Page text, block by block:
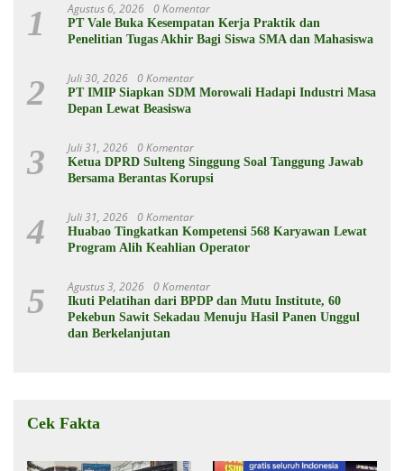
1 Agustus 6, 2026 0 Komentar
PT Vale Buka Kesempatan Kerja Praktik dan
Penelitian Tugas Akhir Bagi Siswa SMA dan Mahasiswa
2 Juli 30, 2026 0 Komentar
PT IMIP Siapkan SDM Morowali Hadapi Industri Masa
Depan Lewat Beasiswa
3 Juli 31, 2026 0 Komentar
Ketua DPRD Sulteng Singgung Soal Tanggung Jawab
Bersama Berantas Korupsi
4 Juli 31, 2026 0 Komentar
Huabao Tingkatkan Kompetensi 568 Karyawan Lewat
Program Alih Keahlian Operator
5 Agustus 3, 2026 0 Komentar
Ikuti Pelatihan dari BPDP dan Mutu Institute, 60
Pekebun Sawit Sekadau Menuju Hasil Panen Unggul
dan Berkelanjutan
Cek Fakta